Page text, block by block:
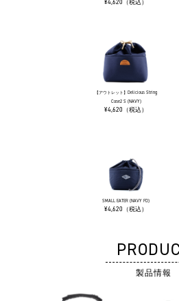
¥4,620（税込）
【アウトレット】Delicious String
Case2 S (NAVY)
¥4,620（税込）
SMALL EATER (NAVY FD)
¥4,620（税込）
製品情報